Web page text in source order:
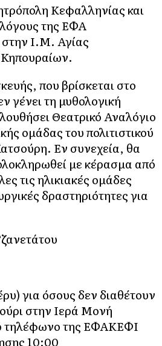
Κεφαλληνίας και
της ΕΦΑ
στην Ι.Μ. Αγίας
που βρίσκεται στο
γένει τη μυθολογική
Θεατρικό Αναλόγιο
ομάδας του πολιτιστικού
Εν συνεχεία, θα
με κέρασμα από
τις ηλικιακές ομάδες
δραστηριότητες για
για όσους δεν διαθέτουν
στην Ιερά Μονή
τηλέφωνο της ΕΦΑΚΕΦΙ
10:00